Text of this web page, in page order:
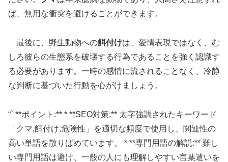
ば、無用な衝突を避けることができます。
最後に、野生動物への餌付けは、愛情表現ではなく、む
しろ彼らの生態系を破壊する行為であることを強く認識す
る必要があります。一時の感情に流されることなく、冷静
な判断に基づいた行動を心がけましょう。
“` **ポイント:** * **SEO対策:** 太字強調されたキーワード
「クマ,餌付け,危険性」を適切な頻度で使用し、関連性の
高い単語を散りばめています。 * **専門用語の解説:** 難し
い専門用語は避け、一般の人にも理解しやすい言葉遣いを